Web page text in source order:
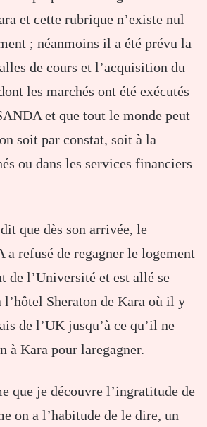
et cette rubrique n’existe nul
; néanmoins il a été prévu la
de cours et l’acquisition du
les marchés ont été exécutés
et que tout le monde peut
soit par constat, soit à la
ou dans les services financiers
que dès son arrivée, le
a refusé de regagner le logement
de l’Université et est allé se
Sheraton de Kara où il y
de l’UK jusqu’à ce qu’il ne
à Kara pour laregagner.
que je découvre l’ingratitude de
on a l’habitude de le dire, un